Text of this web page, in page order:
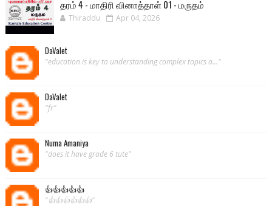
தரம் 4 - மாதிரி வினாத்தாள் 01 - மருதம்
Thiraddu Apr 04, 2026
DaValet
"education is key to understanding complex topics a..."
DaValet
"fr"
Numa Amaniya
"does it have grade 6 tute"
👍👍👍👍👍
"👍👍👍👍👍👍"